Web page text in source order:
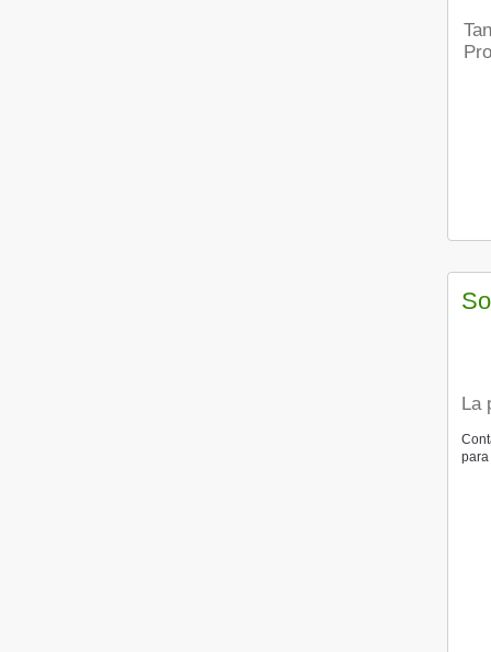
Tanto su solicitud como nuestra respuesta se publicará en la página web de nuestro colaborador
para